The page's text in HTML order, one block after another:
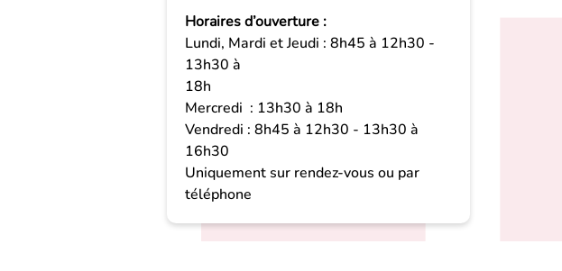
Horaires d’ouverture :
Lundi, Mardi et Jeudi : 8h45 à 12h30 -
13h30 à
Mercredi : 13h30 à 18h
Vendredi : 8h45 à 12h30 - 13h30 à
16h30
Uniquement sur rendez-vous ou par
téléphone